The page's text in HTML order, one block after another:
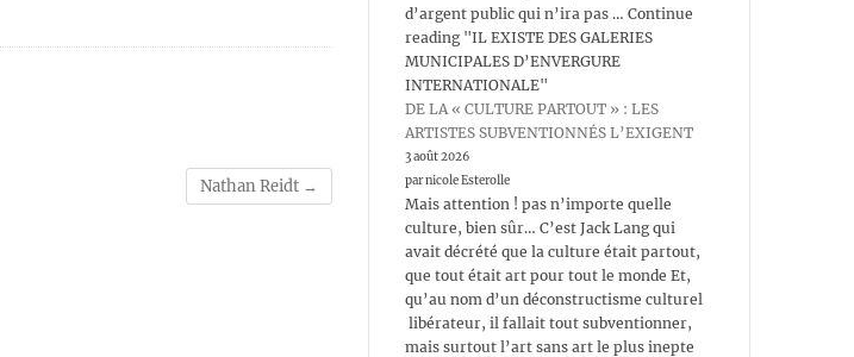
Nathan Reidt →
d’argent public qui n’ira pas … Continue
reading "IL EXISTE DES GALERIES
MUNICIPALES D’ENVERGURE
INTERNATIONALE"
DE LA « CULTURE PARTOUT » : LES
ARTISTES SUBVENTIONNÉS L’EXIGENT
3 août 2026
par nicole Esterolle
Mais attention ! pas n’importe quelle
culture, bien sûr… C’est Jack Lang qui
avait décrété que la culture était partout,
que tout était art pour tout le monde Et,
qu’au nom d’un déconstructisme culturel
libérateur, il fallait tout subventionner,
mais surtout l’art sans art le plus inepte